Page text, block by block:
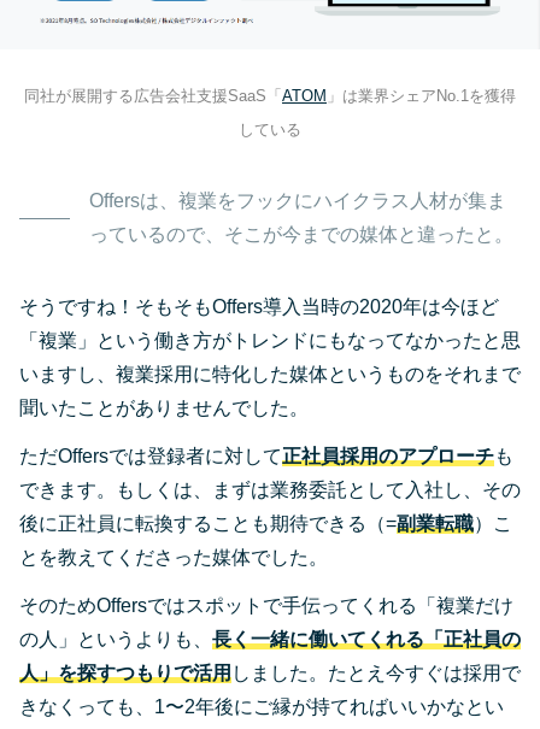
同社が展開する広告会社支援SaaS「 ATOM 」は業界シェアNo.1を獲得
している
Offersは、複業をフックにハイクラス人材が集ま
っているので、そこが今までの媒体と違ったと。
そうですね！そもそもOffers導入当時の2020年は今ほど
「複業」という働き方がトレンドにもなってなかったと思
いますし、複業採用に特化した媒体というものをそれまで
聞いたことがありませんでした。
ただOffersでは登録者に対して正社員採用のアプローチも
できます。もしくは、まずは業務委託として入社し、その
後に正社員に転換することも期待できる（=副業転職）こ
とを教えてくださった媒体でした。
そのためOffersではスポットで手伝ってくれる「複業だけ
の人」というよりも、 長く一緒に働いてくれる「正社員の
人」を探すつもりで活用しました。たとえ今すぐは採用で
きなくっても、1〜2年後にご縁が持てればいいかなとい